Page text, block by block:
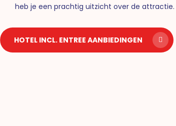
heb je een prachtig uitzicht over de attractie.
HOTEL INCL. ENTREE AANBIEDINGEN